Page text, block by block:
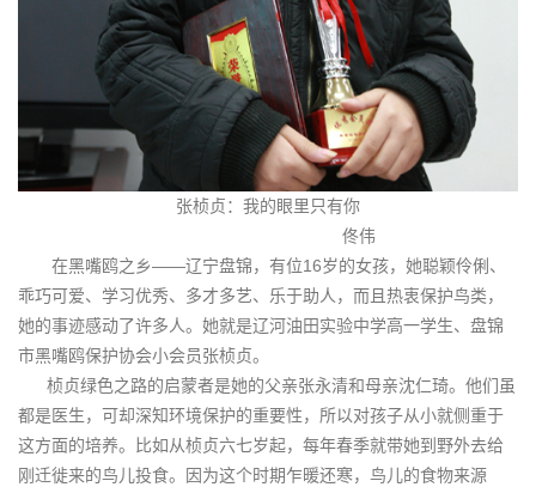
张桢贞：我的眼里只有你
佟伟
在黑嘴鸥之乡——辽宁盘锦，有位16岁的女孩，她聪颖伶俐、
乖巧可爱、学习优秀、多才多艺、乐于助人，而且热衷保护鸟类，
她的事迹感动了许多人。她就是辽河油田实验中学高一学生、盘锦
市黑嘴鸥保护协会小会员张桢贞。
桢贞绿色之路的启蒙者是她的父亲张永清和母亲沈仁琦。他们虽
都是医生，可却深知环境保护的重要性，所以对孩子从小就侧重于
这方面的培养。比如从桢贞六七岁起，每年春季就带她到野外去给
刚迁徙来的鸟儿投食。因为这个时期乍暖还寒，鸟儿的食物来源